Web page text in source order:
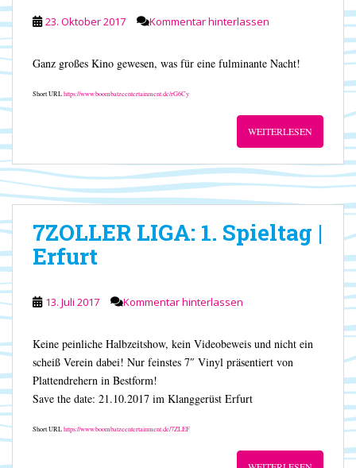
23. Oktober 2017 Kommentar hinterlassen
Ganz großes Kino gewesen, was für eine fulminante Nacht!
Short URLhttps://www.boombatzeentertainment.de/rG6Cy
WEITERLESEN
7ZOLLER LIGA: 1. Spieltag |
Erfurt
13. Juli 2017 Kommentar hinterlassen
Keine peinliche Halbzeitshow, kein Videobeweis und nicht ein
scheiß Verein dabei! Nur feinstes 7″ Vinyl präsentiert von
Plattendrehern in Bestform!
Save the date: 21.10.2017 im Klanggerüst Erfurt
Short URLhttps://www.boombatzeentertainment.de/7ZLEF